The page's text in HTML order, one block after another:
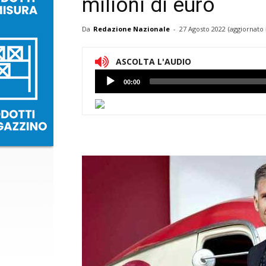
milioni di euro
Da Redazione Nazionale - 27 Agosto 2022 (aggiornato
ASCOLTA L'AUDIO
Lettore
Audio
00:00